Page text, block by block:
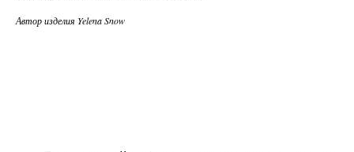
Автор изделия Yelena Snow